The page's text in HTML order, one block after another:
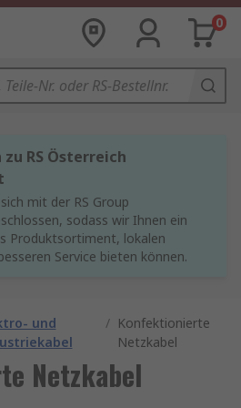
0
zu RS Österreich
mit der RS Group
sodass wir Ihnen ein
Produktsortiment, lokalen
Service bieten können.
und
/ Konfektionierte
Netzkabel
Netzkabel